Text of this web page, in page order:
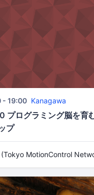
- 19:00 Kanagawa
プログラミング脳を育
プ
MotionControl